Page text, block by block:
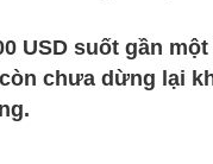
USD suốt gần
chưa dừng lại